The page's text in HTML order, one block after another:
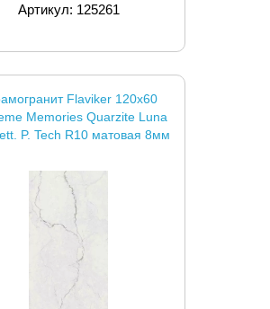
Артикул: 125261
Flaviker 120x60
Memories Quarzite Luna
P. Tech R10 матовая 8мм